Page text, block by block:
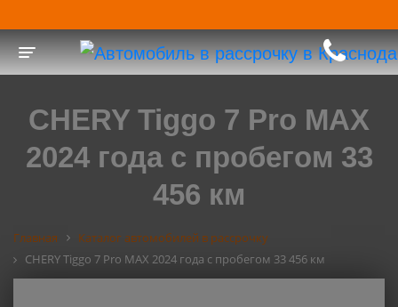
Toggle navigation
CHERY Tiggo 7 Pro MAX
2024 года с пробегом 33
456 км
Главная
Каталог автомобилей в рассрочку
CHERY Tiggo 7 Pro MAX 2024 года с пробегом 33 456 км